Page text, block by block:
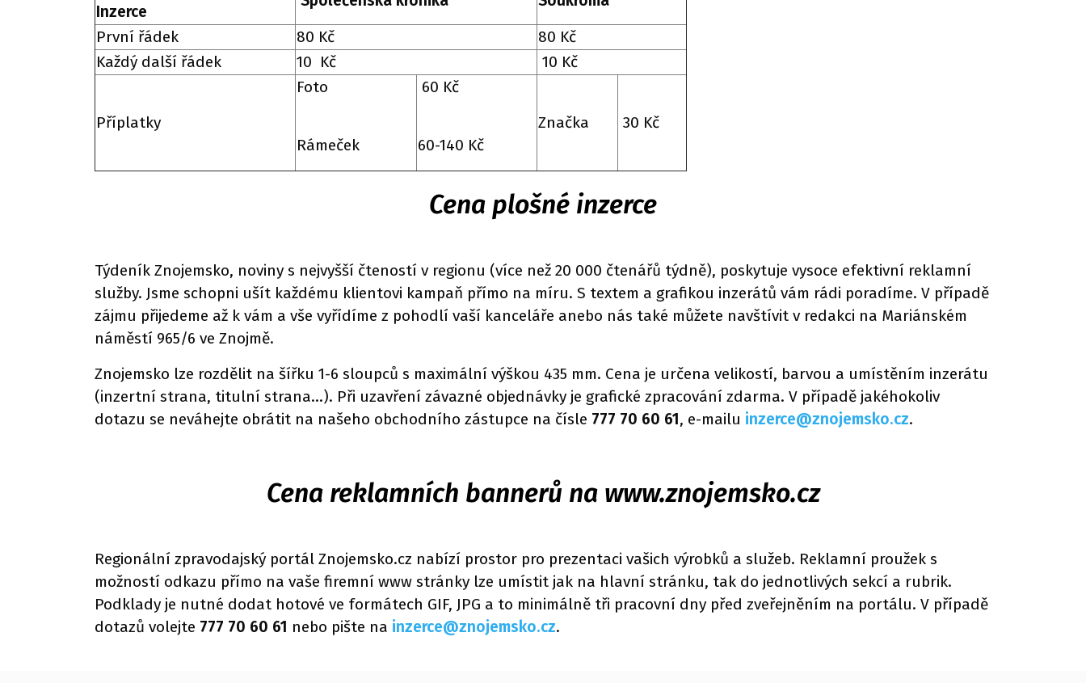
Inzerce
První řádek
80 Kč
80 Kč
Každý další řádek
10 Kč 10 Kč
Příplatky
Foto
Rámeček
60 Kč
60-140 Kč
Značka 30 Kč
Cena plošné inzerce
Týdeník Znojemsko, noviny s nejvyšší čteností v regionu (více než 20 000 čtenářů týdně), poskytuje vysoce efektivní reklamní
služby. Jsme schopni ušít každému klientovi kampaň přímo na míru. S textem a grafikou inzerátů vám rádi poradíme. V případě
zájmu přijedeme až k vám a vše vyřídíme z pohodlí vaší kanceláře anebo nás také můžete navštívit v redakci na Mariánském
náměstí 965/6 ve Znojmě.
Znojemsko lze rozdělit na šířku 1-6 sloupců s maximální výškou 435 mm. Cena je určena velikostí, barvou a umístěním inzerátu
(inzertní strana, titulní strana…). Při uzavření závazné objednávky je grafické zpracování zdarma. V případě jakéhokoliv
dotazu se neváhejte obrátit na našeho obchodního zástupce na čísle 777 70 60 61, e-mailu inzerce@znojemsko.cz.
Cena reklamních bannerů na www.znojemsko.cz
Regionální zpravodajský portál Znojemsko.cz nabízí prostor pro prezentaci vašich výrobků a služeb. Reklamní proužek s
možností odkazu přímo na vaše firemní www stránky lze umístit jak na hlavní stránku, tak do jednotlivých sekcí a rubrik.
Podklady je nutné dodat hotové ve formátech GIF, JPG a to minimálně tři pracovní dny před zveřejněním na portálu. V případě
dotazů volejte 777 70 60 61 nebo pište na inzerce@znojemsko.cz.